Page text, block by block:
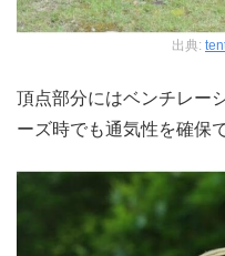
出典:
頂点部分にはベンチレー
ーズ時でも通気性を確保